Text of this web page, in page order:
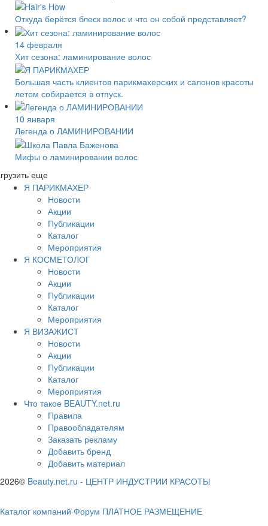
Откуда берётся блеск волос и что он собой представляет?
14 февраля
Хит сезона: ламинирование волос
Большая часть клиентов парикмахерских и салонов красоты
летом собирается в отпуск.
10 января
Легенда о ЛАМИНИРОВАНИИ
Мифы о ламинировании волос
еще
Я ПАРИКМАХЕР
Новости
Акции
Публикации
Каталог
Мероприятия
Я КОСМЕТОЛОГ
Новости
Акции
Публикации
Каталог
Мероприятия
Я ВИЗАЖИСТ
Новости
Акции
Публикации
Каталог
Мероприятия
Что такое BEAUTY.net.ru
Правила
Правообладателям
Заказать рекламу
Добавить бренд
Добавить материал
2026© Beauty.net.ru - ЦЕНТР ИНДУСТРИИ КРАСОТЫ
Каталог компаний Форум ПЛАТНОЕ РАЗМЕЩЕНИЕ